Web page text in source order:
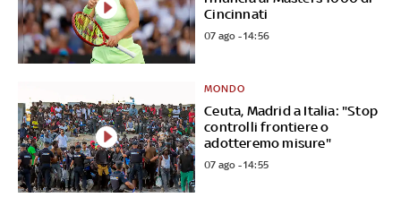
Cincinnati
07 ago - 14:56
Ceuta, Madrid a Italia: "Stop
controlli frontiere o
adotteremo misure"
MONDO
07 ago - 14:55